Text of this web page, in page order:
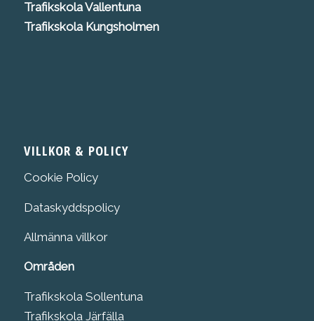
Trafikskola Vallentuna
Trafikskola Kungsholmen
VILLKOR & POLICY
Cookie Policy
Dataskyddspolicy
Allmänna villkor
Områden
Trafikskola Sollentuna
Trafikskola Järfälla